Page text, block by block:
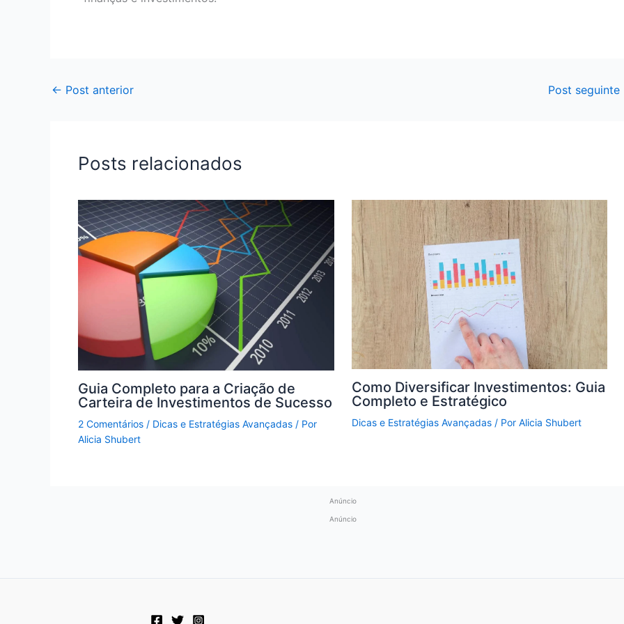
← Post anterior Post seguinte
Posts relacionados
Guia Completo para a Criação de
Carteira de Investimentos de Sucesso
2 Comentários / Dicas e Estratégias Avançadas / Por
Alicia Shubert
Como Diversificar Investimentos: Guia
Completo e Estratégico
Dicas e Estratégias Avançadas/ Por Alicia Shubert
Anúncio
Anúncio